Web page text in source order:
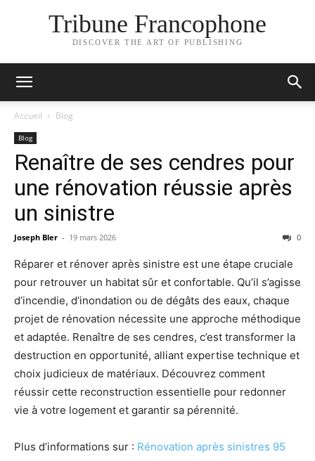
Tribune Francophone
DISCOVER THE ART OF PUBLISHING
Accueil Blog
Blog
Renaître de ses cendres pour
une rénovation réussie après
un sinistre
Joseph Bler - 19 mars 2026 0
Réparer et rénover après sinistre est une étape cruciale
pour retrouver un habitat sûr et confortable. Qu’il s’agisse
d’incendie, d’inondation ou de dégâts des eaux, chaque
projet de rénovation nécessite une approche méthodique
et adaptée. Renaître de ses cendres, c’est transformer la
destruction en opportunité, alliant expertise technique et
choix judicieux de matériaux. Découvrez comment
réussir cette reconstruction essentielle pour redonner
vie à votre logement et garantir sa pérennité.
Plus d’informations sur : Rénovation après sinistres 95